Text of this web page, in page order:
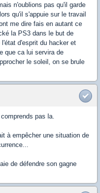
n'oublions pas qu'il garde
qu'il s'appuie sur le travail
me dire fais en autant ce
la PS3 dans le but de
d'esprit du hacker et
que ca lui servira de
le soleil, on se brule
pas la.
à empêcher une situation de
de défendre son gagne